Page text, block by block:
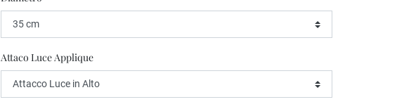
Attaco Luce Applique